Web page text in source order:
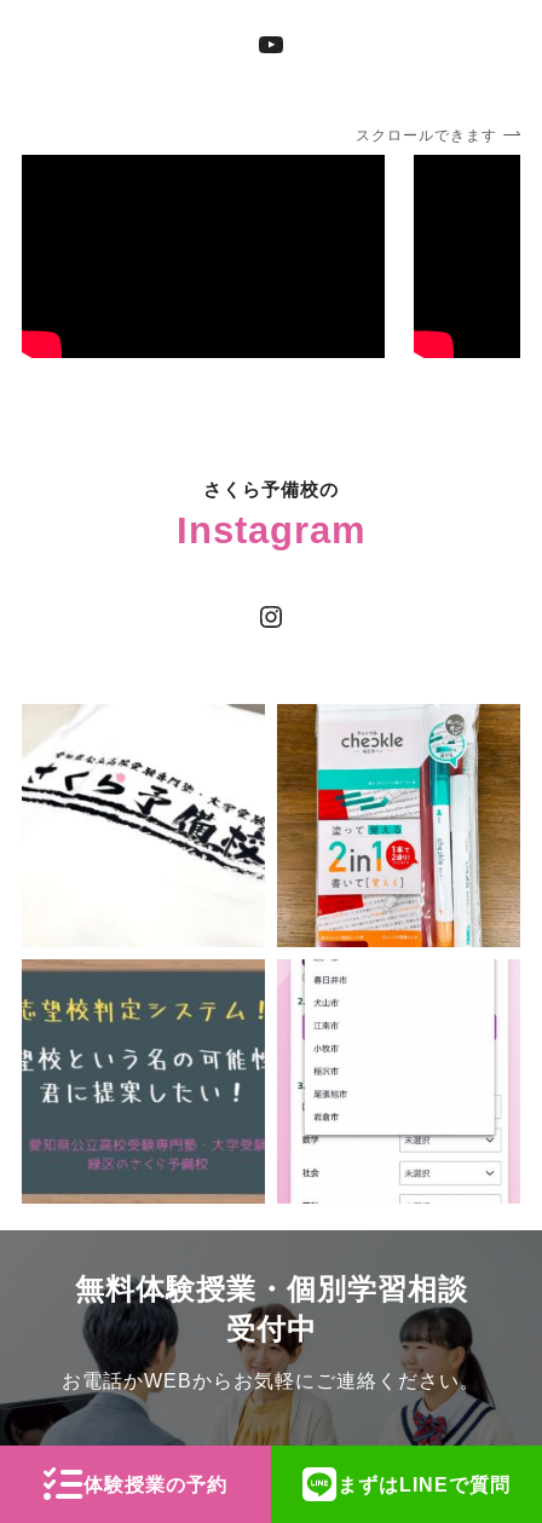
YouTube
スクロールできます
さくら予備校の
Instagram
Instagram
無料体験授業・個別学習相談
受付中
お電話かWEBからお気軽にご連絡ください。
052-623-0455
平日 月〜金 15:00-21:00
体験授業の予約 まずはLINEで質問